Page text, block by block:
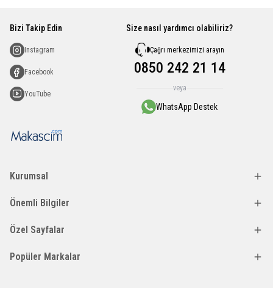
Kurumsal
Önemli Bilgiler
Özel Sayfalar
Popüler Markalar
Bizi Takip Edin
Instagram
Facebook
YouTube
Size nasıl yardımcı olabiliriz?
Çağrı merkezimizi arayın
0850 242 21 14
veya
WhatsApp Destek